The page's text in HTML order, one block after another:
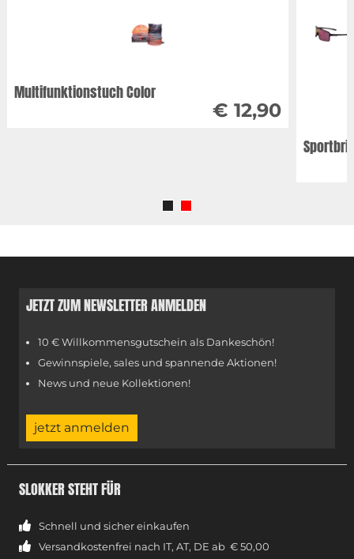
Multifunktionstuch Color
€ 12,90
JETZT ZUM NEWSLETTER ANMELDEN
10 € Willkommensgutschein als Dankeschön!
Gewinnspiele, sales und spannende Aktionen!
News und neue Kollektionen!
jetzt anmelden
SLOKKER STEHT FÜR
Schnell und sicher einkaufen
Versandkostenfrei nach IT, AT, DE ab € 50,00